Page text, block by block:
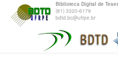
Biblioteca Digital de
(81) 3320-6179
bdtd.bc@ufrpe.br